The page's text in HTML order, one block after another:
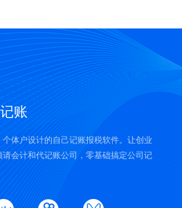
账
体户设计的自己记账报税软件。让创业
会计和代记账公司，零基础搞定公司记